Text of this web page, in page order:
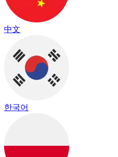
中文
한국어